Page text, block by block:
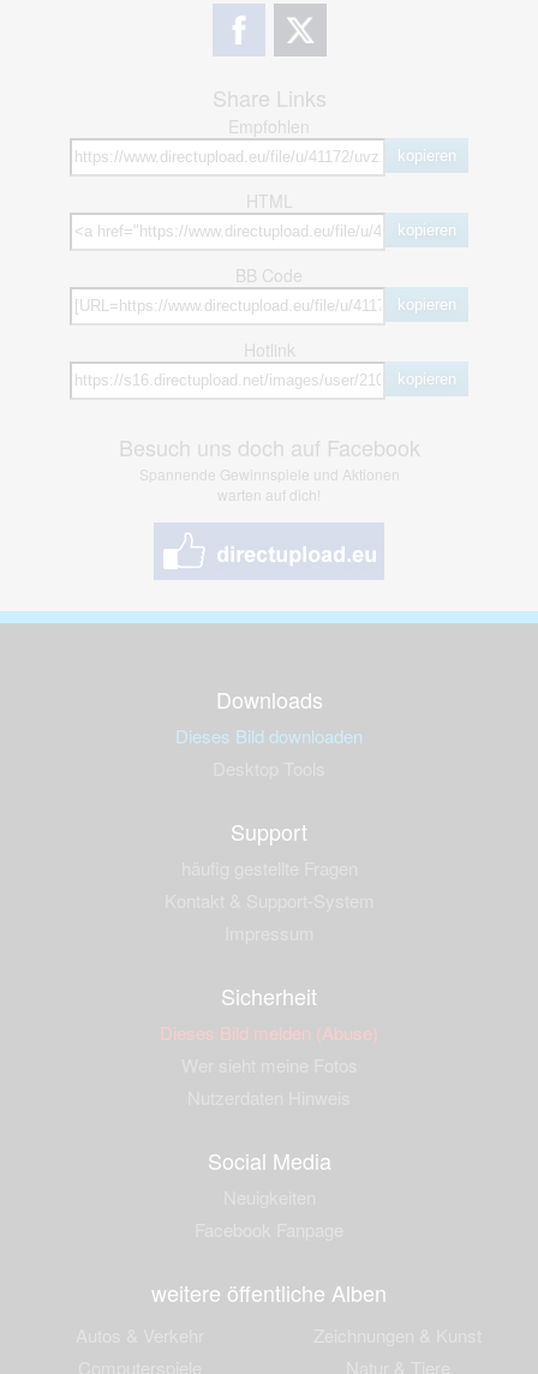
Share Links
Empfohlen
kopieren
HTML
kopieren
BB Code
kopieren
Hotlink
kopieren
Besuch uns doch auf Facebook
Spannende Gewinnspiele und Aktionen
warten auf dich!
Downloads
Dieses Bild downloaden
Support
Sicherheit
Dieses Bild melden (Abuse)
Social Media
weitere öffentliche Alben